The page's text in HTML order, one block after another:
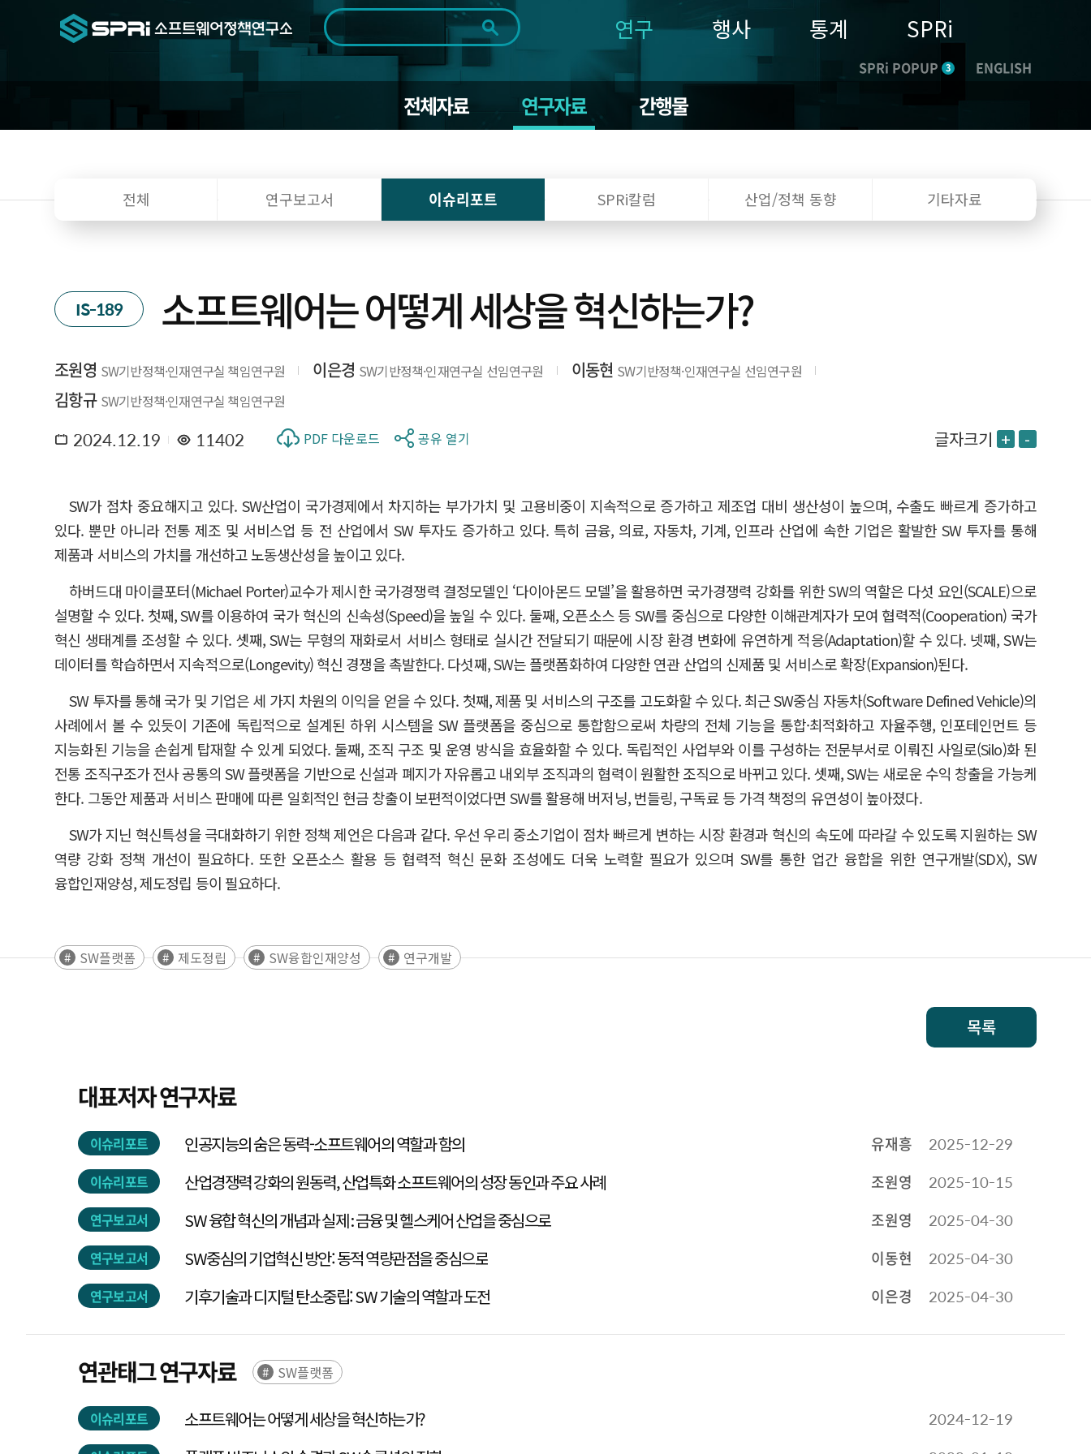
검색범위 전체
기간 전체 1일 1주 1개월 3개월 1년
~
일
연구 행사 통계 SPRi
SPRi POPUP 3 ENGLISH
전체자료 연구자료 간행물
전체 연구보고서 이슈리포트 SPRi칼럼 산업/정책 동향 기타자료
IS-189 소프트웨어는 어떻게 세상을 혁신하는가?
조원영 SW기반정책·인재연구실 책임연구원 이은경 SW기반정책·인재연구실 선임연구원 이동현 SW기반정책·인재연구실 선임연구원
김항규 SW기반정책·인재연구실 책임연구원
2024.12.19 11402 PDF 다운로드 공유 열기 글자크기 + -
SW가 점차 중요해지고 있다. SW산업이 국가경제에서 차지하는 부가가치 및 고용비중이 지속적으로 증가하고 제조업 대비 생산성이 높으며, 수출도 빠르게 증가하고
있다. 뿐만 아니라 전통 제조 및 서비스업 등 전 산업에서 SW 투자도 증가하고 있다. 특히 금융, 의료, 자동차, 기계, 인프라 산업에 속한 기업은 활발한 SW 투자를 통해
제품과 서비스의 가치를 개선하고 노동생산성을 높이고 있다.
하버드대 마이클포터(Michael Porter)교수가 제시한 국가경쟁력 결정모델인 ‘다이아몬드 모델’을 활용하면 국가경쟁력 강화를 위한 SW의 역할은 다섯 요인(SCALE)으로
설명할 수 있다. 첫째, SW를 이용하여 국가 혁신의 신속성(Speed)을 높일 수 있다. 둘째, 오픈소스 등 SW를 중심으로 다양한 이해관계자가 모여 협력적(Cooperation) 국가
혁신 생태계를 조성할 수 있다. 셋째, SW는 무형의 재화로서 서비스 형태로 실시간 전달되기 때문에 시장 환경 변화에 유연하게 적응(Adaptation)할 수 있다. 넷째, SW는
데이터를 학습하면서 지속적으로(Longevity) 혁신 경쟁을 촉발한다. 다섯째, SW는 플랫폼화하여 다양한 연관 산업의 신제품 및 서비스로 확장(Expansion)된다.
SW 투자를 통해 국가 및 기업은 세 가지 차원의 이익을 얻을 수 있다. 첫째, 제품 및 서비스의 구조를 고도화할 수 있다. 최근 SW중심 자동차(Software Defined Vehicle)의
사례에서 볼 수 있듯이 기존에 독립적으로 설계된 하위 시스템을 SW 플랫폼을 중심으로 통합함으로써 차량의 전체 기능을 통합·최적화하고 자율주행, 인포테인먼트 등
지능화된 기능을 손쉽게 탑재할 수 있게 되었다. 둘째, 조직 구조 및 운영 방식을 효율화할 수 있다. 독립적인 사업부와 이를 구성하는 전문부서로 이뤄진 사일로(Silo)화 된
전통 조직구조가 전사 공통의 SW 플랫폼을 기반으로 신설과 폐지가 자유롭고 내외부 조직과의 협력이 원활한 조직으로 바뀌고 있다. 셋째, SW는 새로운 수익 창출을 가능케
한다. 그동안 제품과 서비스 판매에 따른 일회적인 현금 창출이 보편적이었다면 SW를 활용해 버저닝, 번들링, 구독료 등 가격 책정의 유연성이 높아졌다.
SW가 지닌 혁신특성을 극대화하기 위한 정책 제언은 다음과 같다. 우선 우리 중소기업이 점차 빠르게 변하는 시장 환경과 혁신의 속도에 따라갈 수 있도록 지원하는 SW
역량 강화 정책 개선이 필요하다. 또한 오픈소스 활용 등 협력적 혁신 문화 조성에도 더욱 노력할 필요가 있으며 SW를 통한 업간 융합을 위한 연구개발(SDX), SW
융합인재양성, 제도정립 등이 필요하다.
SW플랫폼 제도정립 SW융합인재양성 연구개발
목록
대표저자 연구자료
이슈리포트 인공지능의 숨은 동력-소프트웨어의 역할과 함의 유재흥 2025-12-29
이슈리포트 산업경쟁력 강화의 원동력, 산업특화 소프트웨어의 성장 동인과 주요 사례 조원영 2025-10-15
연구보고서 SW 융합 혁신의 개념과 실제 : 금융 및 헬스케어 산업을 중심으로 조원영 2025-04-30
연구보고서 SW중심의 기업혁신 방안: 동적 역량관점을 중심으로 이동현 2025-04-30
연구보고서 기후기술과 디지털 탄소중립: SW 기술의 역할과 도전 이은경 2025-04-30
연관태그 연구자료 SW플랫폼
이슈리포트 소프트웨어는 어떻게 세상을 혁신하는가? 2024-12-19